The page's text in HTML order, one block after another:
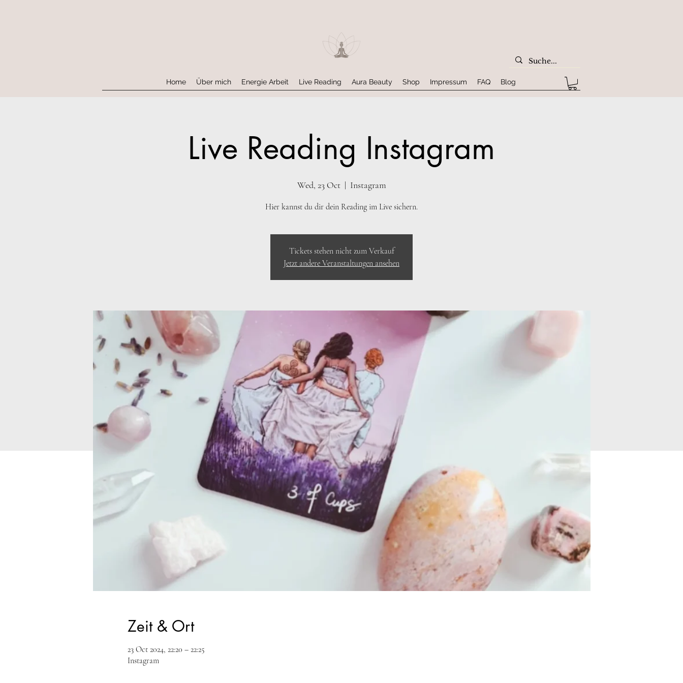
Home Über mich Energie Arbeit Live Reading Aura Beauty Shop Impressum FAQ Blog
Live Reading Instagram
Wed, 23 Oct
  |
Instagram
Hier kannst du dir dein Reading im Live sichern.
Tickets stehen nicht zum Verkauf
Jetzt andere Veranstaltungen ansehen
Zeit & Ort
23 Oct 2024, 22:20 – 22:25
Instagram